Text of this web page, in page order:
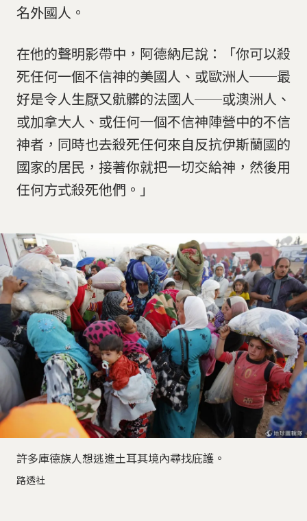
名外國人。
在他的聲明影帶中，阿德納尼說：「你可以殺
死任何一個不信神的美國人、或歐洲人──最
好是令人生厭又骯髒的法國人──或澳洲人、
或加拿大人、或任何一個不信神陣營中的不信
神者，同時也去殺死任何來自反抗伊斯蘭國的
國家的居民，接著你就把一切交給神，然後用
任何方式殺死他們。」
許多庫德族人想逃進土耳其境內尋找庇護。
路透社